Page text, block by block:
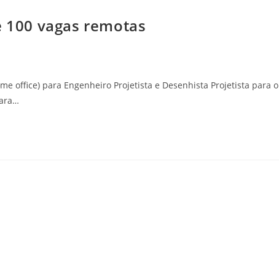
vagas remotas
office) para Engenheiro Projetista e Desenhista Projetista para o